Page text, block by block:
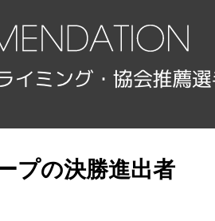
プの決勝進出者